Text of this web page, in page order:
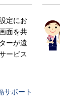
定にお
面を共
ーが遠
ービス
サポート